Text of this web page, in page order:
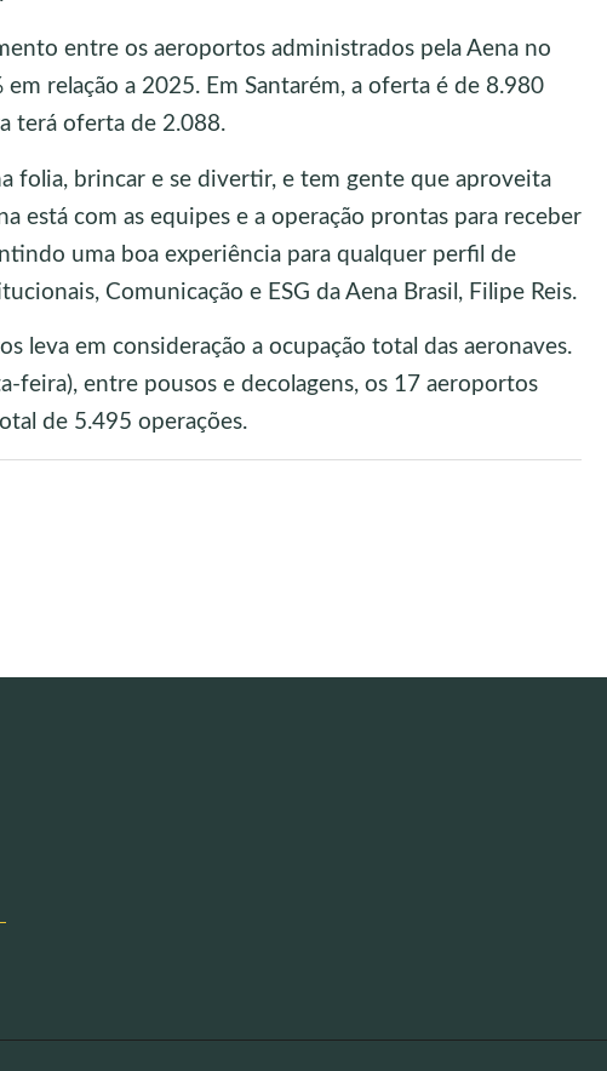
entre os aeroportos administrados pela Aena no
em relação a 2025. Em Santarém, a oferta é de 8.980
terá oferta de 2.088.
folia, brincar e se divertir, e tem gente que aproveita
está com as equipes e a operação prontas para receber
uma boa experiência para qualquer perfil de
Comunicação e ESG da Aena Brasil, Filipe Reis.
leva em consideração a ocupação total das aeronaves.
feira), entre pousos e decolagens, os 17 aeroportos
de 5.495 operações.